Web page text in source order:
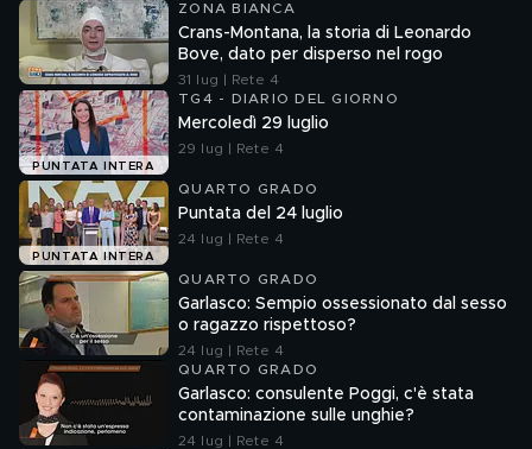
ZONA BIANCA
Crans-Montana, la storia di Leonardo
Bove, dato per disperso nel rogo
31 lug | Rete 4
PUNTATA INTERA
TG4 - DIARIO DEL GIORNO
Mercoledì 29 luglio
29 lug | Rete 4
PUNTATA INTERA
QUARTO GRADO
Puntata del 24 luglio
24 lug | Rete 4
QUARTO GRADO
Garlasco: Sempio ossessionato dal sesso
o ragazzo rispettoso?
24 lug | Rete 4
QUARTO GRADO
Garlasco: consulente Poggi, c'è stata
contaminazione sulle unghie?
24 lug | Rete 4